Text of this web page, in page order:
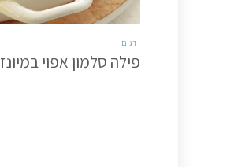
דגים
פילה סלמון אפוי במיונז